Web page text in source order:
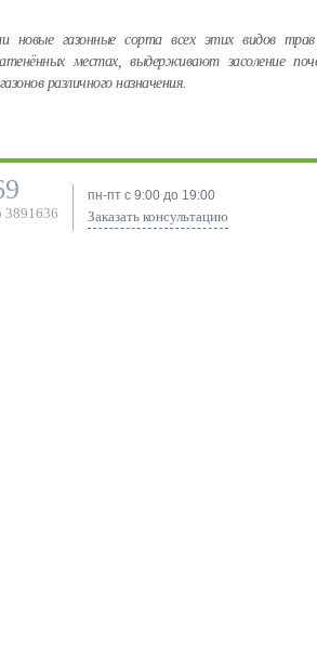
новые газонные сорта всех этих видов трав
местах, выдерживают засоление
различного назначения.
3891636
пн-пт с 9:00 до 19:00
Заказать консультацию